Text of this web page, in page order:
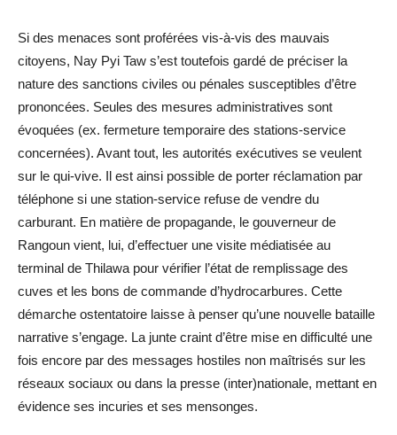
Si des menaces sont proférées vis-à-vis des mauvais
citoyens, Nay Pyi Taw s’est toutefois gardé de préciser la
nature des sanctions civiles ou pénales susceptibles d’être
prononcées. Seules des mesures administratives sont
évoquées (ex. fermeture temporaire des stations-service
concernées). Avant tout, les autorités exécutives se veulent
sur le qui-vive. Il est ainsi possible de porter réclamation par
téléphone si une station-service refuse de vendre du
carburant. En matière de propagande, le gouverneur de
Rangoun vient, lui, d’effectuer une visite médiatisée au
terminal de Thilawa pour vérifier l’état de remplissage des
cuves et les bons de commande d’hydrocarbures. Cette
démarche ostentatoire laisse à penser qu’une nouvelle bataille
narrative s’engage. La junte craint d’être mise en difficulté une
fois encore par des messages hostiles non maîtrisés sur les
réseaux sociaux ou dans la presse (inter)nationale, mettant en
évidence ses incuries et ses mensonges.